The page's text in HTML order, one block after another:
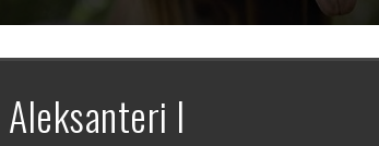
Aleksanteri I